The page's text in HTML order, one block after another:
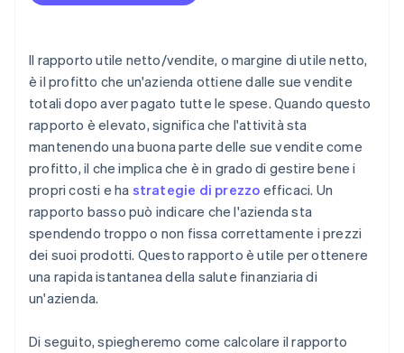
Il rapporto utile netto/vendite, o margine di utile netto,
è il profitto che un'azienda ottiene dalle sue vendite
totali dopo aver pagato tutte le spese. Quando questo
rapporto è elevato, significa che l'attività sta
mantenendo una buona parte delle sue vendite come
profitto, il che implica che è in grado di gestire bene i
propri costi e ha strategie di prezzo efficaci. Un
rapporto basso può indicare che l'azienda sta
spendendo troppo o non fissa correttamente i prezzi
dei suoi prodotti. Questo rapporto è utile per ottenere
una rapida istantanea della salute finanziaria di
un'azienda.
Di seguito, spiegheremo come calcolare il rapporto